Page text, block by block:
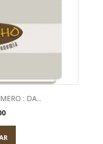
: DA...